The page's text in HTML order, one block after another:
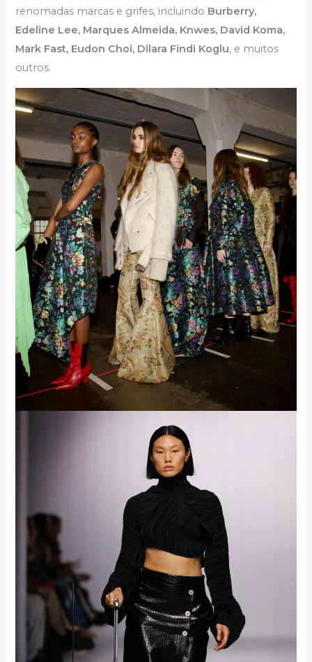
renomadas marcas e grifes, incluindo Burberry,
Edeline Lee, Marques Almeida, Knwes, David Koma,
Mark Fast, Eudon Choi, Dilara Findi Koglu, e muitos
outros.